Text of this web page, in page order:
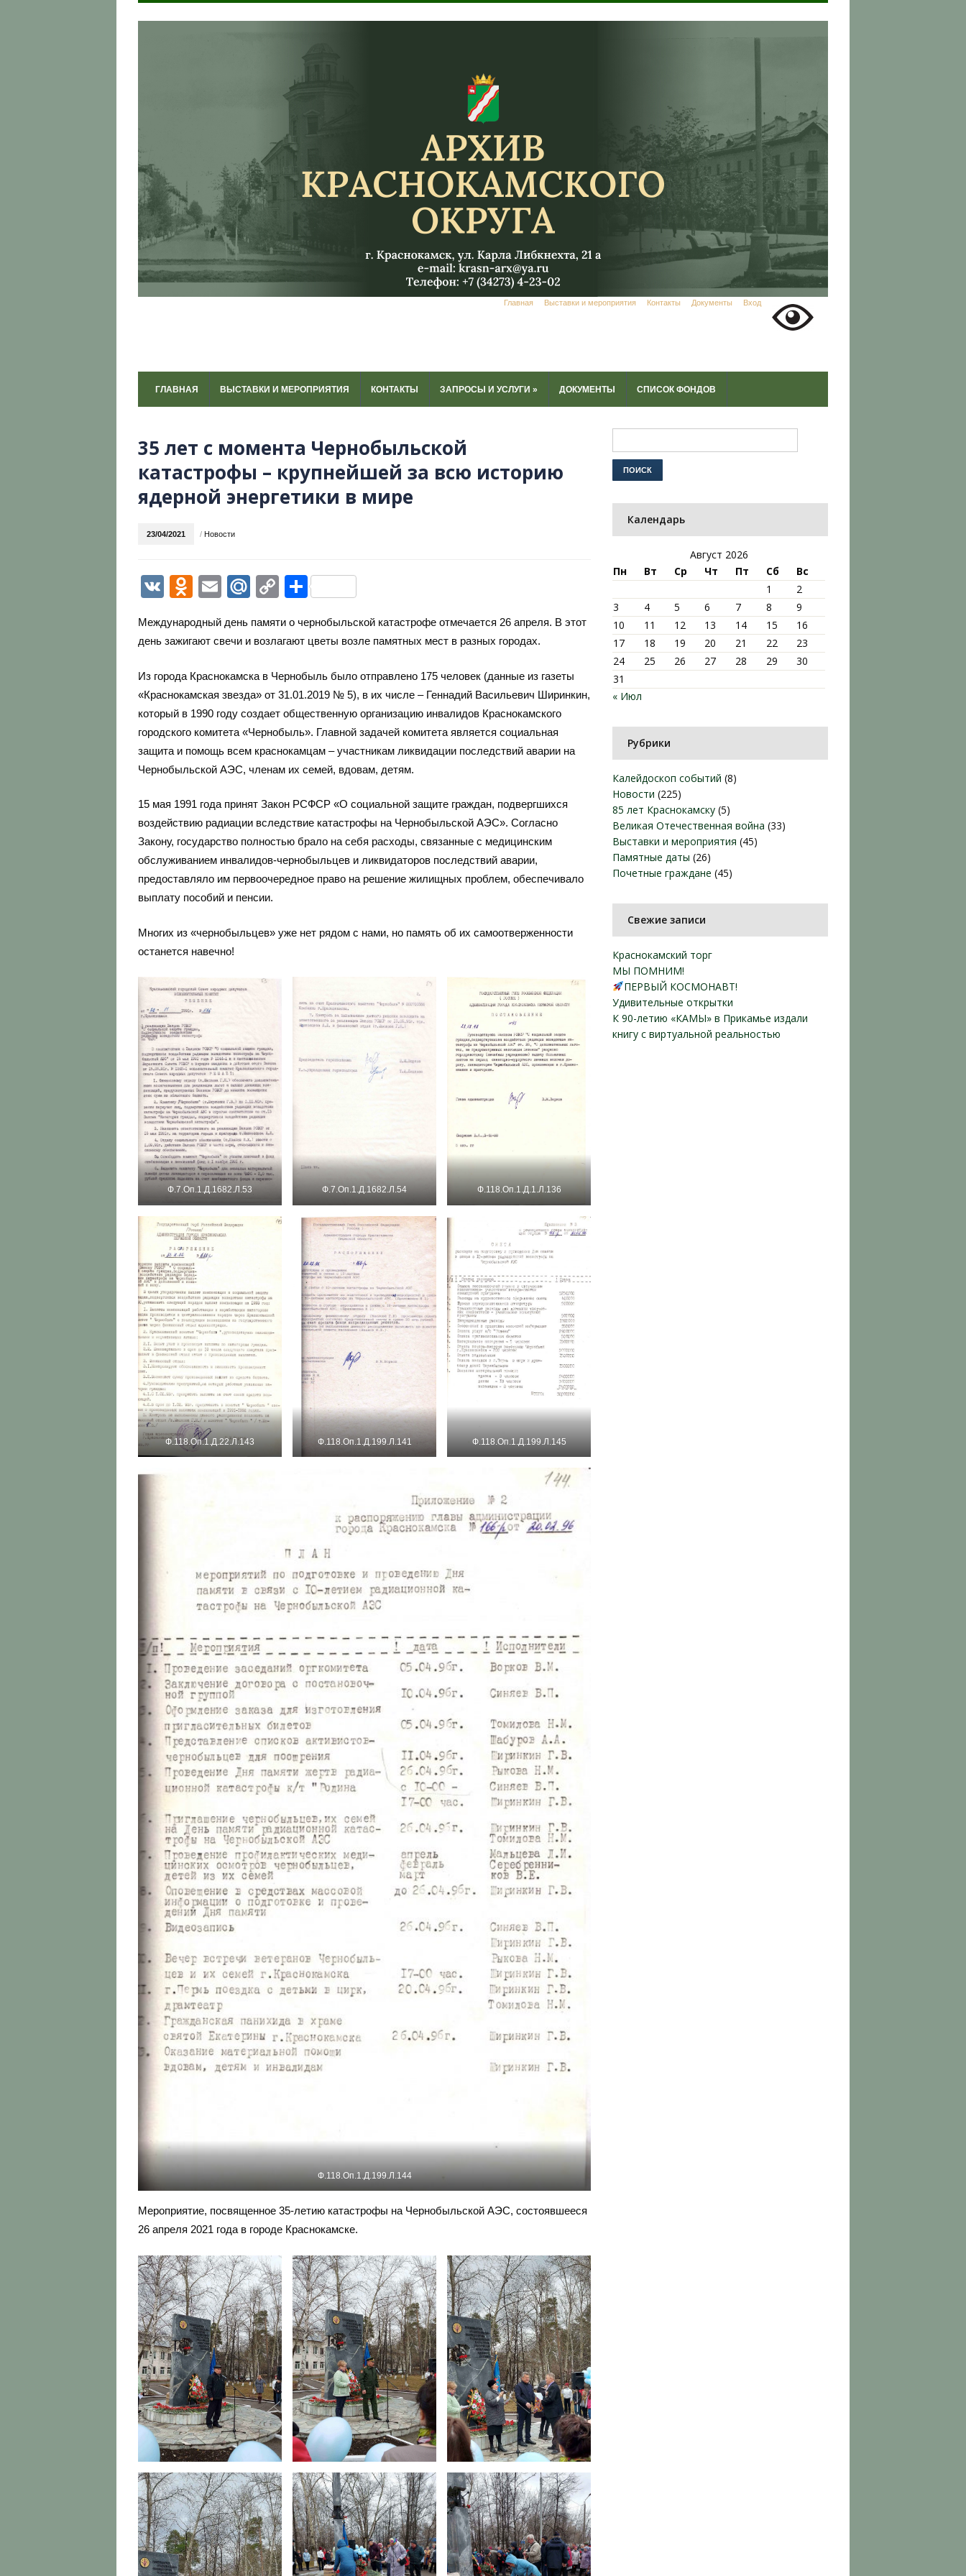
Главная Выставки и мероприятия Контакты Документы Вход
ГЛАВНАЯ ВЫСТАВКИ И МЕРОПРИЯТИЯ КОНТАКТЫ ЗАПРОСЫ И УСЛУГИ » ДОКУМЕНТЫ СПИСОК ФОНДОВ
35 лет с момента Чернобыльской
катастрофы – крупнейшей за всю историю
ядерной энергетики в мире
23/04/2021 / Новости
VK Odnoklassniki
EmailMail.Ru
CopyОтправить
Международный день памяти о чернобыльской катастрофе отмечается 26 апреля. В этот
день зажигают свечи и возлагают цветы возле памятных мест в разных городах.
Из города Краснокамска в Чернобыль было отправлено 175 человек (данные из газеты
«Краснокамская звезда» от 31.01.2019 № 5), в их числе – Геннадий Васильевич Ширинкин,
который в 1990 году создает общественную организацию инвалидов Краснокамского
городского комитета «Чернобыль». Главной задачей комитета является социальная
защита и помощь всем краснокамцам – участникам ликвидации последствий аварии на
Чернобыльской АЭС, членам их семей, вдовам, детям.
15 мая 1991 года принят Закон РСФСР «О социальной защите граждан, подвергшихся
воздействию радиации вследствие катастрофы на Чернобыльской АЭС». Согласно
Закону, государство полностью брало на себя расходы, связанные с медицинским
обслуживанием инвалидов-чернобыльцев и ликвидаторов последствий аварии,
предоставляло им первоочередное право на решение жилищных проблем, обеспечивало
выплату пособий и пенсии.
Многих из «чернобыльцев» уже нет рядом с нами, но память об их самоотверженности
останется навечно!
Ф.7.Оп.1.Д.1682.Л.53 Ф.7.Оп.1.Д.1682.Л.54 Ф.118.Оп.1.Д.1.Л.136
Ф.118.Оп.1.Д.22.Л.143 Ф.118.Оп.1.Д.199.Л.141 Ф.118.Оп.1.Д.199.Л.145
Ф.118.Оп.1.Д.199.Л.144
Мероприятие, посвященное 35-летию катастрофы на Чернобыльской АЭС, состоявшееся
26 апреля 2021 года в городе Краснокамске.
Календарь
Август 2026
Пн
Вт Ср Чт Пт Сб
Вс
1
2
3
4 5 6 7 8
9
10
11 12 13 14 15
16
17
18 19 20 21 22
23
24
25 26 27 28 29
30
31
« Июл
Рубрики
Калейдоскоп событий (8)
Новости (225)
85 лет Краснокамску (5)
Великая Отечественная война (33)
Выставки и мероприятия (45)
Памятные даты (26)
Почетные граждане (45)
Свежие записи
Краснокамский торг
МЫ ПОМНИМ!
ПЕРВЫЙ КОСМОНАВТ!
Удивительные открытки
К 90-летию «КАМЫ» в Прикамье издали
книгу с виртуальной реальностью